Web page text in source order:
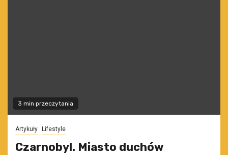
3 min przeczytania
Artykuły Lifestyle
Czarnobyl. Miasto duchów